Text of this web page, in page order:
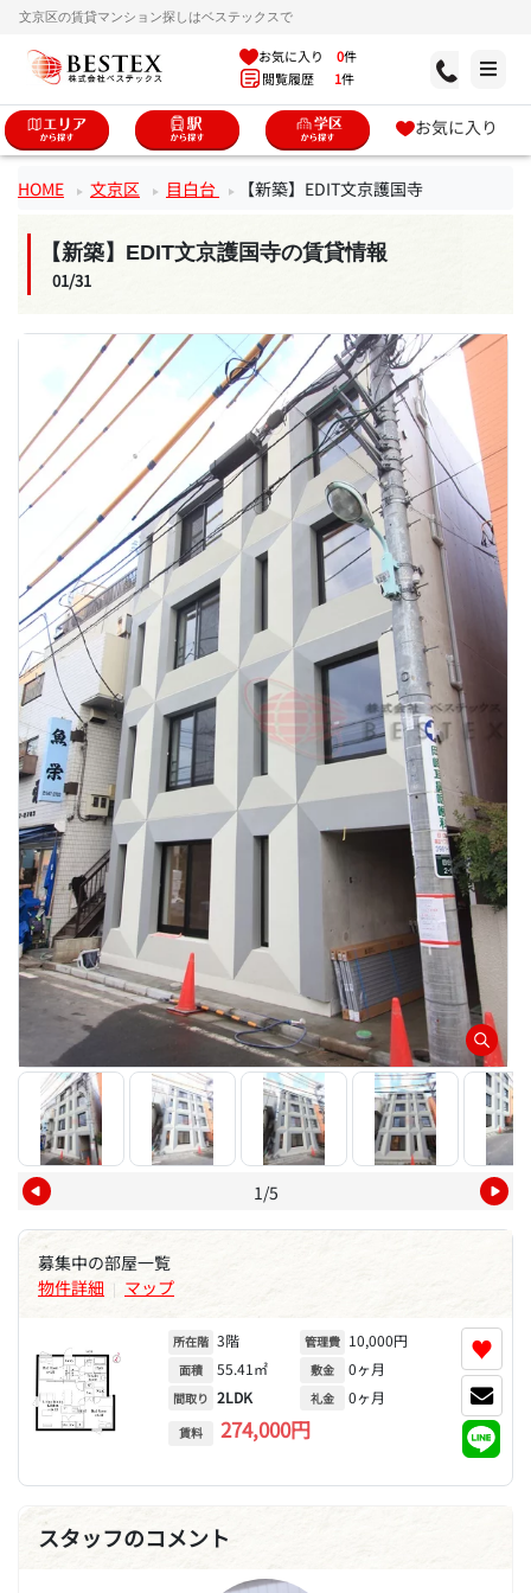
文京区の賃貸マンション探しはベステックスで
お気に入り 0件
閲覧履歴 1件
お気に入り
HOME 文京区 目白台 【新築】EDIT文京護国寺
【新築】EDIT文京護国寺の賃貸情報
01/31
1/5
募集中の部屋一覧
物件詳細 | マップ
所在階 3階
面積 55.41㎡
間取り 2LDK
賃料 274,000円
管理費 10,000円
敷金 0ヶ月
礼金 0ヶ月
♥
スタッフのコメント